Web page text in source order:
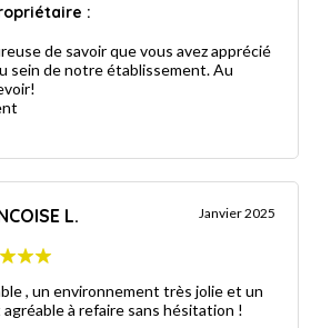
:
de savoir que vous avez apprécié
sein de notre établissement. Au
L. Janvier 2025
, un environnement très jolie et un
à refaire sans hésitation !